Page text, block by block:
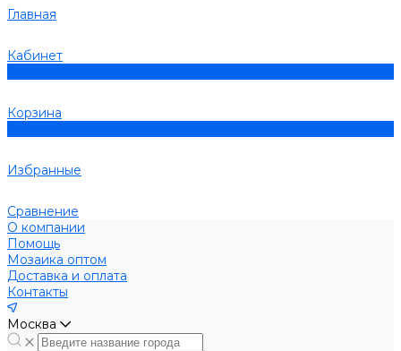
Главная
Кабинет
Корзина
Избранные
Сравнение
О компании
Помощь
Мозаика оптом
Доставка и оплата
Контакты
Москва